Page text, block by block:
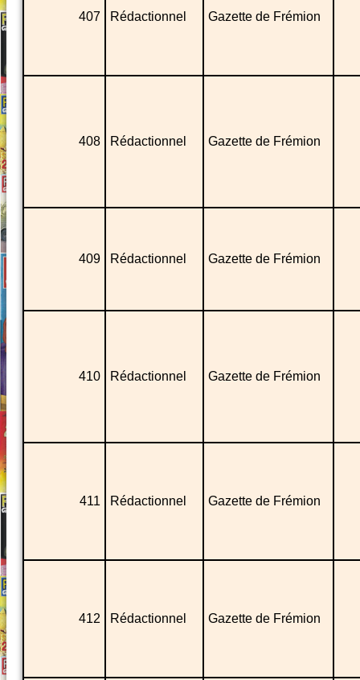
407 Rédactionnel Gazette de Frémion
408 Rédactionnel Gazette de Frémion
409 Rédactionnel Gazette de Frémion
410 Rédactionnel Gazette de Frémion
411 Rédactionnel Gazette de Frémion
412 Rédactionnel Gazette de Frémion